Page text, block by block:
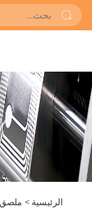
احصل على عرض
الرئيسية > ملصق RFID المضاد للتزييف